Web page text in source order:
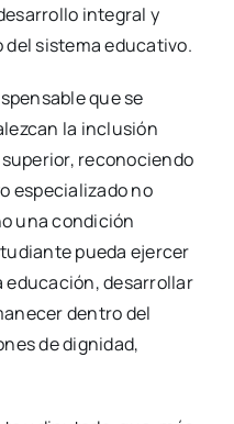
integral y
sistema educativo.
que se
la inclusión
reconociendo
especializado no
una condición
pueda ejercer
educación, desarrollar
dentro del
de dignidad,